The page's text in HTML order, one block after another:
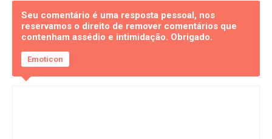
Seu comentário é uma resposta pessoal, nos
reservamos o direito de remover comentários que
contenham assédio e intimidação. Obrigado.
Emoticon